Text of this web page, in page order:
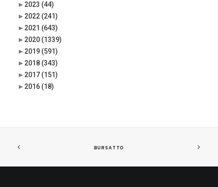
► 2023 (44)
► 2022 (241)
► 2021 (643)
► 2020 (1339)
► 2019 (591)
► 2018 (343)
► 2017 (151)
► 2016 (18)
BURSATTO